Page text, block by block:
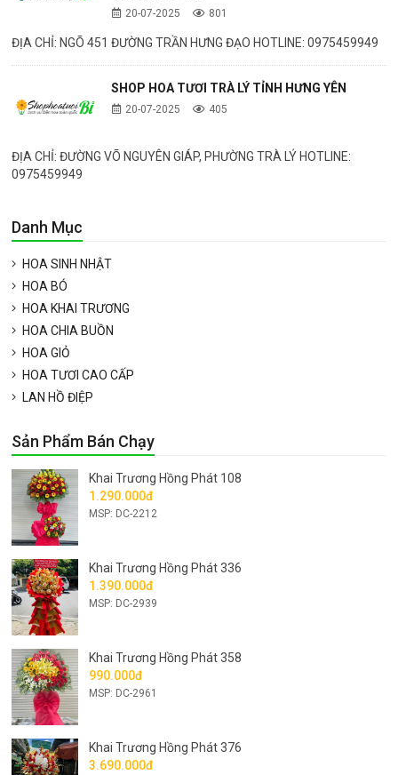
20-07-2025 801
ĐỊA CHỈ: NGÕ 451 ĐƯỜNG TRẦN HƯNG ĐẠO HOTLINE: 0975459949
SHOP HOA TƯƠI TRÀ LÝ TỈNH HƯNG YÊN
20-07-2025 405
ĐỊA CHỈ: ĐƯỜNG VÕ NGUYÊN GIÁP, PHƯỜNG TRÀ LÝ HOTLINE:
0975459949
Danh Mục
HOA SINH NHẬT
HOA BÓ
HOA KHAI TRƯƠNG
HOA CHIA BUỒN
HOA GIỎ
HOA TƯƠI CAO CẤP
LAN HỒ ĐIỆP
Sản Phẩm Bán Chạy
Khai Trương Hồng Phát 108
1.290.000đ
MSP: DC-2212
Khai Trương Hồng Phát 336
1.390.000đ
MSP: DC-2939
Khai Trương Hồng Phát 358
990.000đ
MSP: DC-2961
Khai Trương Hồng Phát 376
3.690.000đ